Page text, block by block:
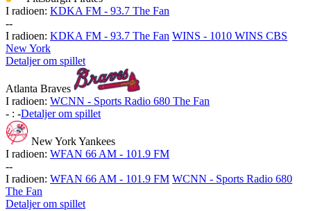
I radioen: KDKA FM - 93.7 The Fan
--
I radioen: KDKA FM - 93.7 The Fan WINS - 1010 WINS CBS
New York
Detaljer om spillet
Atlanta Braves
I radioen: WCNN - Sports Radio 680 The Fan
- : -Detaljer om spillet
New York Yankees
I radioen: WFAN 66 AM - 101.9 FM
--
I radioen: WFAN 66 AM - 101.9 FM WCNN - Sports Radio 680
The Fan
Detaljer om spillet